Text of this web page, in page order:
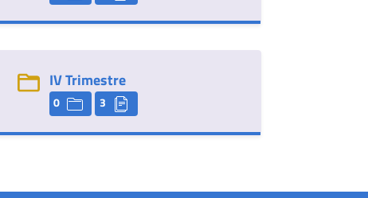
IV Trimestre
0 3